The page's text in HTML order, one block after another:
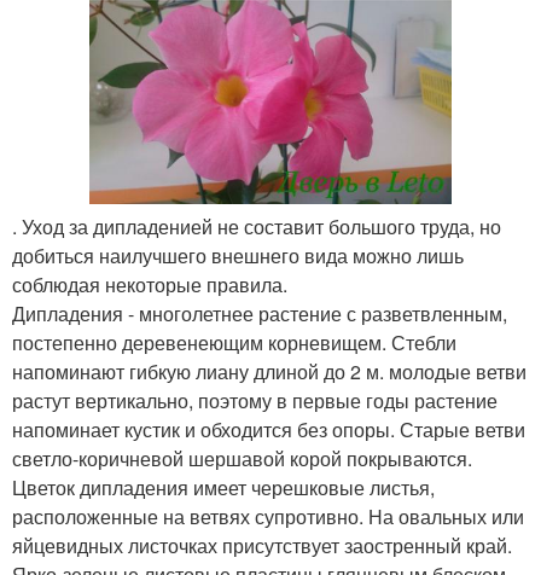
. Уход за дипладенией не составит большого труда, но
добиться наилучшего внешнего вида можно лишь
соблюдая некоторые правила.
Дипладения - многолетнее растение с разветвленным,
постепенно деревенеющим корневищем. Стебли
напоминают гибкую лиану длиной до 2 м. молодые ветви
растут вертикально, поэтому в первые годы растение
напоминает кустик и обходится без опоры. Старые ветви
светло-коричневой шершавой корой покрываются.
Цветок дипладения имеет черешковые листья,
расположенные на ветвях супротивно. На овальных или
яйцевидных листочках присутствует заостренный край.